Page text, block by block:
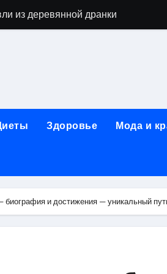
из деревянной дранки
аппаратов для
направления медицинского
Стрешневе
зависимости: медицинские,
Здоровье Мода и
и достижения — уникальный